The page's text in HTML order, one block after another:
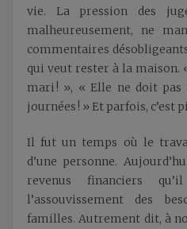
vie. La pression des
malheureusement, ne
commentaires
qui veut rester à la maison.
mari ! », « Elle ne doit pas
journées ! » Et parfois, c’est
Il fut un temps où le
d’une personne.
revenus financiers
l’assouvissement des
familles. Autrement dit, à